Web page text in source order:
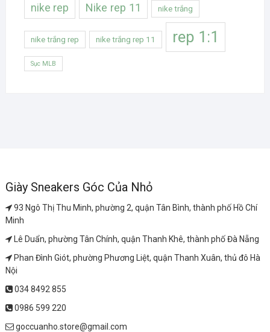
nike rep Nike rep 11 nike trắng
nike trắng rep nike trắng rep 11 rep 1:1
Sục MLB
Giày Sneakers Góc Của Nhỏ
93 Ngô Thị Thu Minh, phường 2, quận Tân Bình, thành phố Hồ Chí
Minh
Lê Duẩn, phường Tân Chính, quận Thanh Khê, thành phố Đà Nẵng
Phan Đình Giót, phường Phương Liệt, quận Thanh Xuân, thủ đô Hà
Nội
034 8492 855
0986 599 220
goccuanho.store@gmail.com